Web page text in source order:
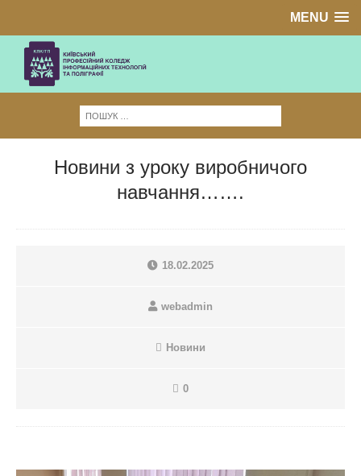
MENU
Новини з уроку виробничого
навчання…….
18.02.2025
webadmin
Новини
0